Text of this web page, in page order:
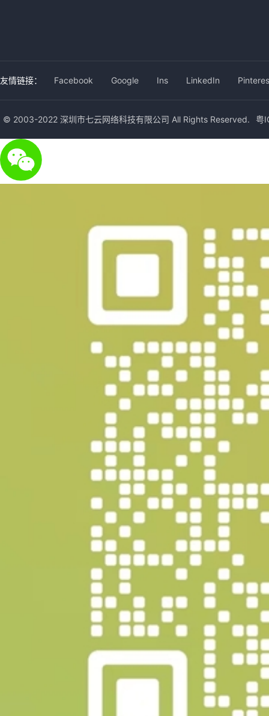
友情链接： Facebook Google Ins LinkedIn
© 2003-2022 深圳市七云网络科技有限公司 All Rights Reserved. 粤